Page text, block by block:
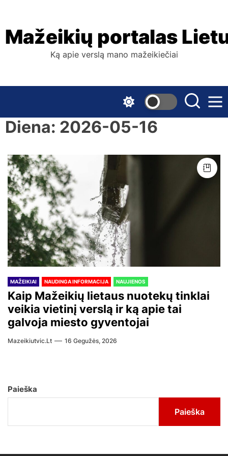
the
content
Mažeikių portalas
Ką apie verslą mano mažeikiečiai
Diena: 2026-05-16
MAŽEIKIAI NAUDINGA INFORMACIJA NAUJIENOS
Kaip Mažeikių lietaus nuotekų tinklai
veikia vietinį verslą ir ką apie tai
galvoja miesto gyventojai
Mazeikiutvic.lt 16 Gegužės, 2026
Paieška
Paieška